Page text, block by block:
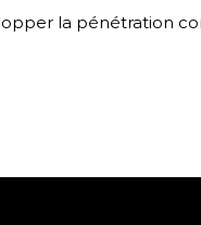
la pénétration